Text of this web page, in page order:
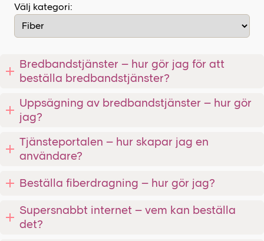
Välj kategori:
Bredbandstjänster – hur gör jag för att
beställa bredbandstjänster?
Uppsägning av bredbandstjänster – hur gör
jag?
Tjänsteportalen – hur skapar jag en
användare?
Beställa fiberdragning – hur gör jag?
Supersnabbt internet – vem kan beställa
det?